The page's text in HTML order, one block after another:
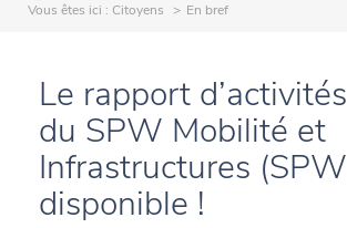
Vous êtes ici : Citoyens En bref
Le rapport
du SPW Mobilité et
Infrastructures
disponible !